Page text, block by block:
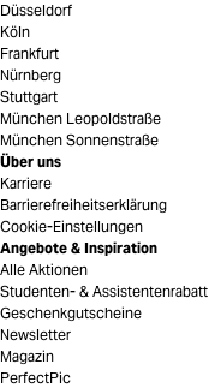
Düsseldorf
Köln
Frankfurt
Nürnberg
Stuttgart
München Leopoldstraße
München Sonnenstraße
Über uns
Karriere
Barrierefreiheitserklärung
Cookie-Einstellungen
Angebote & Inspiration
Alle Aktionen
Studenten- & Assistentenrabatt
Geschenkgutscheine
Newsletter
Magazin
PerfectPic